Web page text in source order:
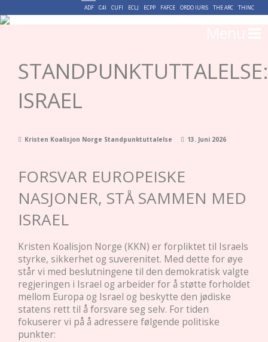
ADF C4I CUFI ECLJ ECPP FAFCE ORDO IURIS THE ARC THINC
STANDPUNKTUTTALELSE:
ISRAEL
Kristen Koalisjon Norge Standpunktuttalelse 13. Juni 2026
FORSVAR EUROPEISKE
NASJONER, STÅ SAMMEN MED
ISRAEL
Kristen Koalisjon Norge (KKN) er forpliktet til Israels
styrke, sikkerhet og suverenitet. Med dette for øye
står vi med beslutningene til den demokratisk valgte
regjeringen i Israel og arbeider for å støtte forholdet
mellom Europa og Israel og beskytte den jødiske
statens rett til å forsvare seg selv. For tiden
fokuserer vi på å adressere følgende politiske
punkter: